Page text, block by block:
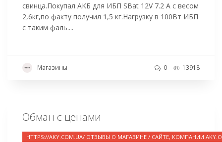
свинца.Покупал АКБ для ИБП SBat 12V 7.2 A с весом
2,6кг,по факту получил 1,5 кг.Нагрузку в 100Вт ИБП
с таким фаль....
Магазины 0 13918
Обман с ценами
HTTPS://AKY.COM.UA/ ОТЗЫВЫ О МАГАЗИНЕ / САЙТЕ, КОМПАНИИ